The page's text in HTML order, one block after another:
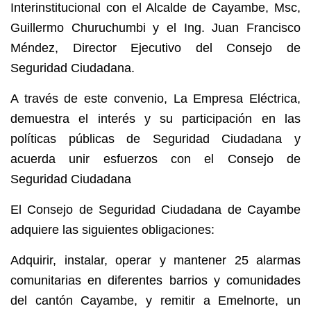
Interinstitucional con el Alcalde de Cayambe, Msc,
Guillermo Churuchumbi y el Ing. Juan Francisco
Méndez, Director Ejecutivo del Consejo de
Seguridad Ciudadana.
A través de este convenio, La Empresa Eléctrica,
demuestra el interés y su participación en las
políticas públicas de Seguridad Ciudadana y
acuerda unir esfuerzos con el Consejo de
Seguridad Ciudadana
El Consejo de Seguridad Ciudadana de Cayambe
adquiere las siguientes obligaciones:
Adquirir, instalar, operar y mantener 25 alarmas
comunitarias en diferentes barrios y comunidades
del cantón Cayambe, y remitir a Emelnorte, un